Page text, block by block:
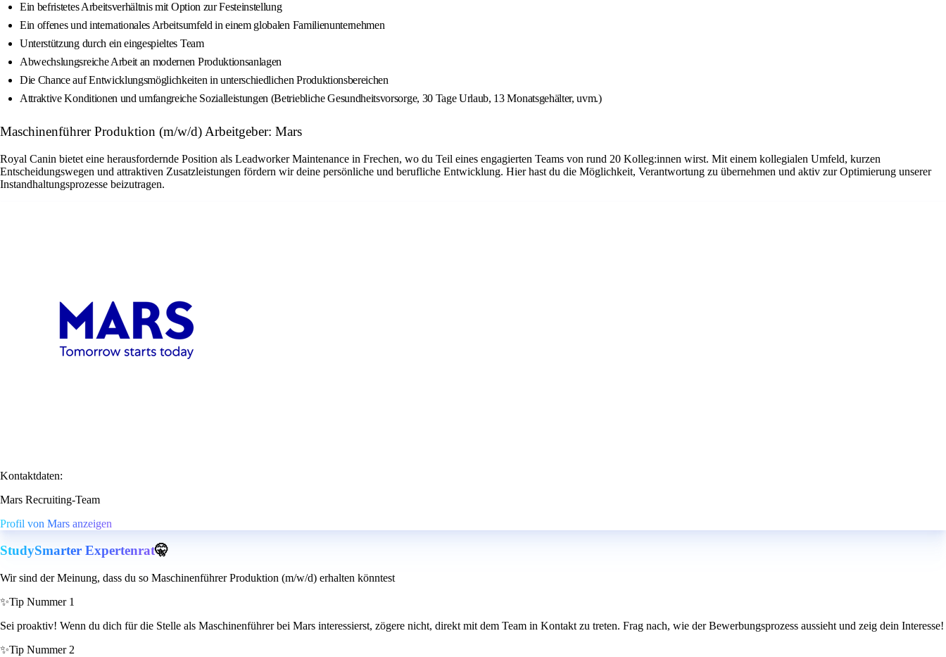
Ein befristetes Arbeitsverhältnis mit Option zur Festeinstellung
Ein offenes und internationales Arbeitsumfeld in einem globalen Familienunternehmen
Unterstützung durch ein eingespieltes Team
Abwechslungsreiche Arbeit an modernen Produktionsanlagen
Die Chance auf Entwicklungsmöglichkeiten in unterschiedlichen Produktionsbereichen
Attraktive Konditionen und umfangreiche Sozialleistungen (Betriebliche Gesundheitsvorsorge, 30 Tage Urlaub, 13 Monatsgehälter, uvm.)
Maschinenführer Produktion (m/w/d) Arbeitgeber: Mars
Royal Canin bietet eine herausfordernde Position als Leadworker Maintenance in Frechen, wo du Teil eines engagierten Teams von rund 20 Kolleg:innen wirst. Mit einem kollegialen Umfeld, kurzen
Entscheidungswegen und attraktiven Zusatzleistungen fördern wir deine persönliche und berufliche Entwicklung. Hier hast du die Möglichkeit, Verantwortung zu übernehmen und aktiv zur Optimierung unserer
Instandhaltungsprozesse beizutragen.
Kontaktdaten:
Mars Recruiting-Team
Profil von Mars anzeigen
StudySmarter Expertenrat🤫
Wir sind der Meinung, dass du so Maschinenführer Produktion (m/w/d) erhalten könntest
✨Tip Nummer 1
Sei proaktiv! Wenn du dich für die Stelle als Maschinenführer bei Mars interessierst, zögere nicht, direkt mit dem Team in Kontakt zu treten. Frag nach, wie der Bewerbungsprozess aussieht und zeig dein Interesse!
✨Tip Nummer 2